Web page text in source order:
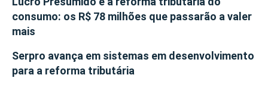
consumo: os R$ 78 milhões que passarão a valer
mais
Serpro avança em sistemas em desenvolvimento
para a reforma tributária